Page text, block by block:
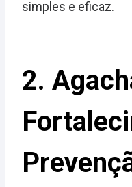
simples e eficaz.
2.